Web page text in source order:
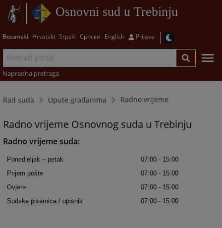
Osnovni sud u Trebinju
Bosanski Hrvatski Srpski Српски English Prijava
Napredna pretraga
Rad suda Upute građanima Radno vrijeme
Radno vrijeme Osnovnog suda u Trebinju
Radno vrijeme suda:
Ponedjeljak – petak
07:00 - 15:00
Prijem pošte
07:00 - 15:00
Ovjere
07:00 - 15:00
Sudska pisarnica / upisnik
07:00 - 15:00